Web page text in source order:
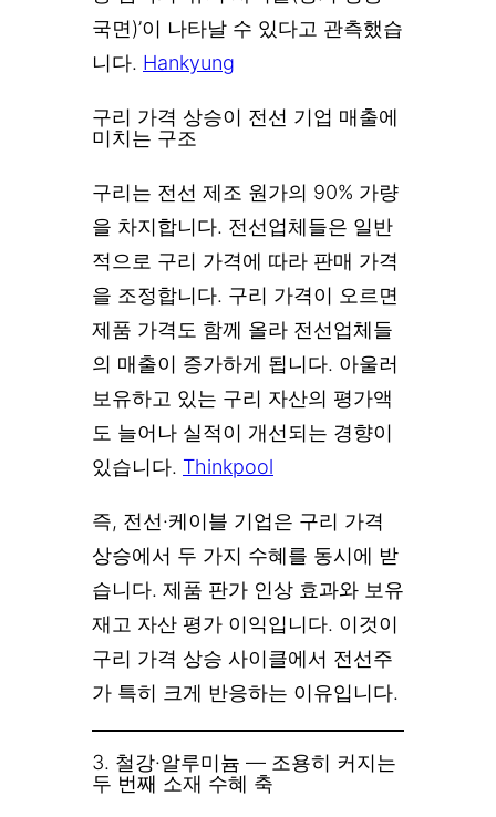
국면)’이 나타날 수 있다고 관측했습
니다. Hankyung
구리 가격 상승이 전선 기업 매출에
미치는 구조
구리는 전선 제조 원가의 90% 가량
을 차지합니다. 전선업체들은 일반
적으로 구리 가격에 따라 판매 가격
을 조정합니다. 구리 가격이 오르면
제품 가격도 함께 올라 전선업체들
의 매출이 증가하게 됩니다. 아울러
보유하고 있는 구리 자산의 평가액
도 늘어나 실적이 개선되는 경향이
있습니다. Thinkpool
즉, 전선·케이블 기업은 구리 가격
상승에서 두 가지 수혜를 동시에 받
습니다. 제품 판가 인상 효과와 보유
재고 자산 평가 이익입니다. 이것이
구리 가격 상승 사이클에서 전선주
가 특히 크게 반응하는 이유입니다.
3. 철강·알루미늄 — 조용히 커지는
두 번째 소재 수혜 축